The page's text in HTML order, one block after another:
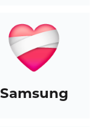
Samsung